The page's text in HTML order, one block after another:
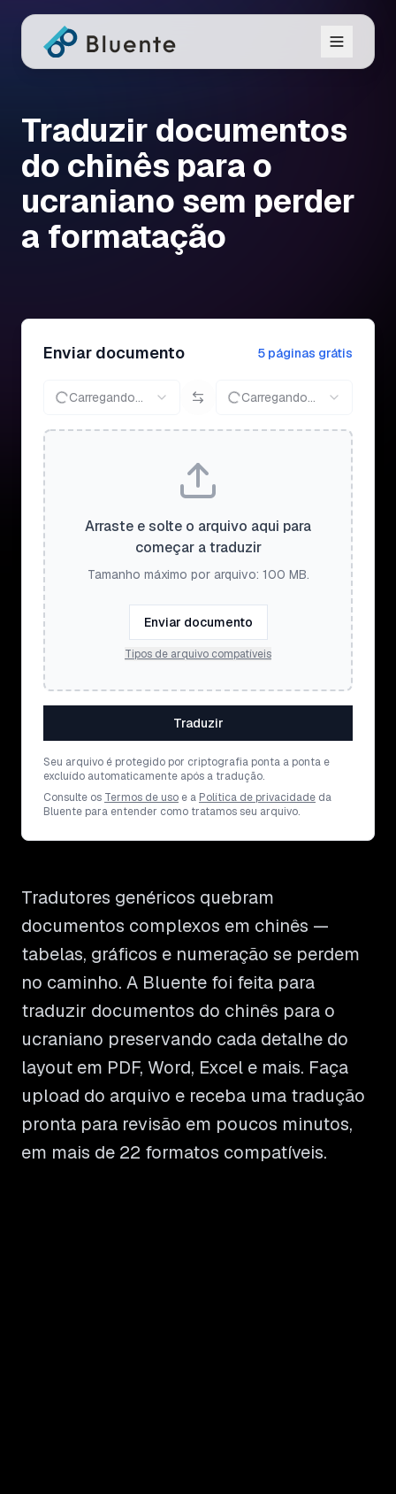
Traduzir documentos
do chinês para o
ucraniano sem perder
a formatação
Enviar documento 5 páginas grátis
Carregando... Carregando...
Arraste e solte o arquivo aqui para
começar a traduzir
Tamanho máximo por arquivo: 100 MB.
Enviar documento
Tipos de arquivo compatíveis
Traduzir
Seu arquivo é protegido por criptografia ponta a ponta e
excluído automaticamente após a tradução.
Consulte os Termos de uso e a Política de privacidade da
Bluente para entender como tratamos seu arquivo.
Tradutores genéricos quebram
documentos complexos em chinês —
tabelas, gráficos e numeração se perdem
no caminho. A Bluente foi feita para
traduzir documentos do chinês para o
ucraniano preservando cada detalhe do
layout em PDF, Word, Excel e mais. Faça
upload do arquivo e receba uma tradução
pronta para revisão em poucos minutos,
em mais de 22 formatos compatíveis.